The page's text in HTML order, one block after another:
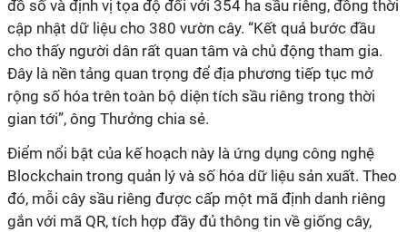
đồ số và định vị tọa độ đối với 354 ha sầu riêng, đồng thời
cập nhật dữ liệu cho 380 vườn cây. “Kết quả bước đầu
cho thấy người dân rất quan tâm và chủ động tham gia.
Đây là nền tảng quan trọng để địa phương tiếp tục mở
rộng số hóa trên toàn bộ diện tích sầu riêng trong thời
gian tới”, ông Thưởng chia sẻ.
Điểm nổi bật của kế hoạch này là ứng dụng công nghệ
Blockchain trong quản lý và số hóa dữ liệu sản xuất. Theo
đó, mỗi cây sầu riêng được cấp một mã định danh riêng
gắn với mã QR, tích hợp đầy đủ thông tin về giống cây,